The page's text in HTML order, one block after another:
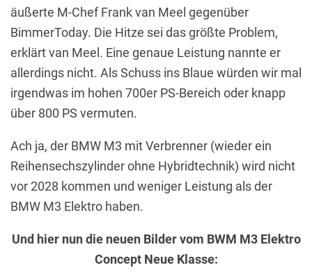
äußerte M-Chef Frank van Meel gegenüber
BimmerToday. Die Hitze sei das größte Problem,
erklärt van Meel. Eine genaue Leistung nannte er
allerdings nicht. Als Schuss ins Blaue würden wir mal
irgendwas im hohen 700er PS-Bereich oder knapp
über 800 PS vermuten.
Ach ja, der BMW M3 mit Verbrenner (wieder ein
Reihensechszylinder ohne Hybridtechnik) wird nicht
vor 2028 kommen und weniger Leistung als der
BMW M3 Elektro haben.
Und hier nun die neuen Bilder vom BWM M3 Elektro
Concept Neue Klasse: